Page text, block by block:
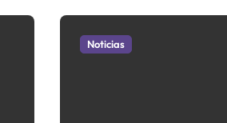
Noticias